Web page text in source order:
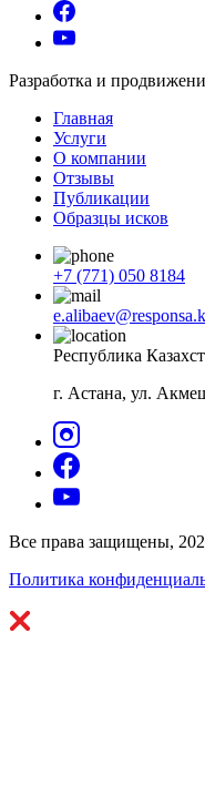
Разработка и
Главная
Услуги
О компании
Отзывы
Публикации
Образцы исков
+7 (771) 050 8184
Республика
г. Астана, ул.
Все права защищены,
Политика